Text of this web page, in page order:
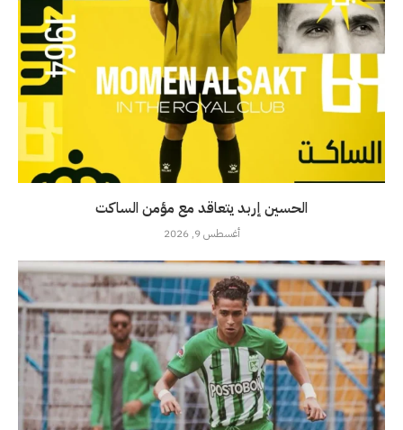
الحسين إربد يتعاقد مع مؤمن الساكت
أغسطس 9, 2026